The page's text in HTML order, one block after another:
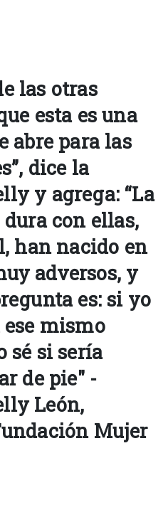
las otras
esta es una
abre para las
dice la
y agrega: “La
con ellas,
han nacido en
adversos, y
es: si yo
mismo
sé si sería
de pie" -
León,
Mujer